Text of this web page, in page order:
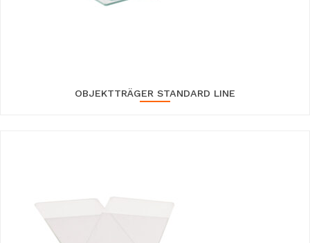
OBJEKTTRÄGER STANDARD LINE